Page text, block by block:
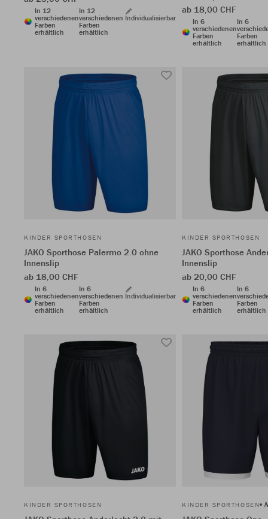
In 12
verschiedenen
Farben
erhältlich
In 12
verschiedenen
Farben
erhältlich
Individualisierbar
ab 18,00 CHF
In 6
verschiedenen
Farben
erhältlich
In 6
Farben
erhältlich
KINDER SPORTHOSEN
JAKO Sporthose Palermo 2.0 ohne
Innenslip
ab 18,00 CHF
In 6
verschiedenen
Farben
erhältlich
In 6
verschiedenen
Farben
erhältlich
Individualisierbar
KINDER SPORTHOSEN
JAKO Sporthose
Innenslip
ab 20,00 CHF
In 6
verschiedenen
Farben
erhältlich
In 6
Farben
erhältlich
KINDER SPORTHOSEN KINDER SPORTHOSEN